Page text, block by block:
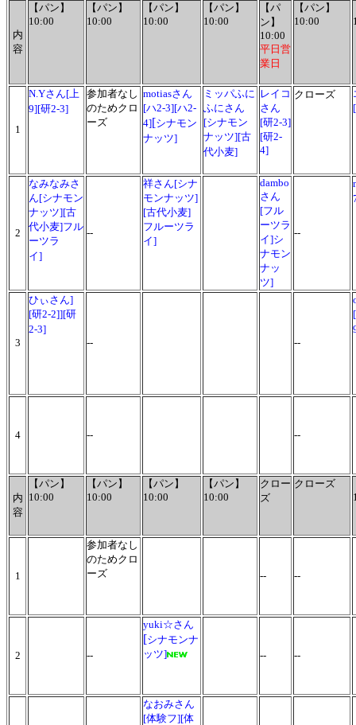
内
容
【パン】
10:00
【パン】
10:00
【パン】
10:00
【パン】
10:00
【パ
ン】
10:00
平日営
業日
【パン】
10:00
1
N.Yさん[上
9][研2-3]
参加者なし
のためクロ
ーズ
motiasさん
[ハ2-3][ハ2-
4][シナモン
ナッツ]
ミッパふに
ふにさん
[シナモン
ナッツ][古
代小麦]
レイコ
さん
[研2-3]
[研2-
4]
クローズ
2
なみなみさ
ん[シナモン
ナッツ][古
代小麦]フル
ーツラ
イ]
--
祥さん[シナ
モンナッツ]
[古代小麦]
フルーツラ
イ]
dambo
さん
[フル
ーツラ
イ]シ
ナモン
ナッ
ツ]
--
3
ひぃさん]
[研2-2]][研
2-3]
--
--
4 -- --
内
容
【パン】
10:00
【パン】
10:00
【パン】
10:00
【パン】
10:00
クロー
ズ
クローズ
1
参加者なし
のためクロ
ーズ
-- --
2 --
yuki☆さん
[シナモンナ
ッツ]
-- --
なおみさん
[体験フ][体